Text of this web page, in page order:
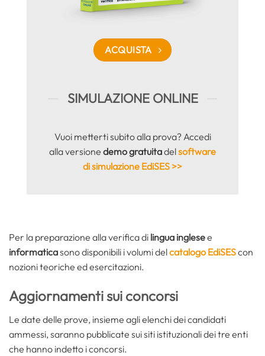
ACQUISTA
SIMULAZIONE ONLINE
Vuoi metterti subito alla prova? Accedi
alla versione demo gratuitadelsoftware
di simulazione EdiSES >>
Per la preparazione alla verifica di lingua inglesee
informaticasono disponibili i volumi delcatalogo EdiSEScon
nozioni teoriche ed esercitazioni.
Aggiornamenti sui concorsi
Le date delle prove, insieme agli elenchi dei candidati
ammessi, saranno pubblicate sui siti istituzionali dei tre enti
che hanno indetto i concorsi.